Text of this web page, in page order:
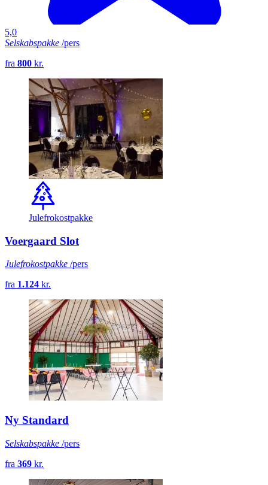
5,0
Selskabspakke /pers
fra 800 kr.
Julefrokostpakke
Voergaard Slot
Julefrokostpakke /pers
fra 1.124 kr.
Ny Standard
Selskabspakke /pers
fra 369 kr.